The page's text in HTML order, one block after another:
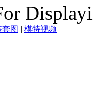
图 | 模特视频